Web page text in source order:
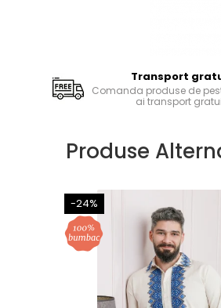
Transport
Comanda produse de
ai transport
Produse
-24%